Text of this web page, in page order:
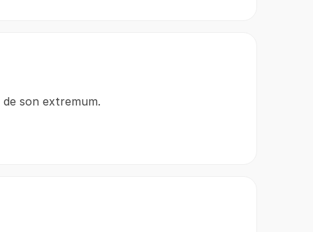
son extremum.